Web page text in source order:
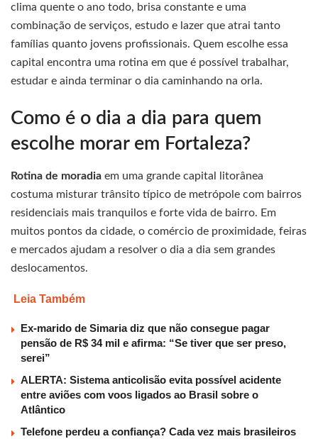
clima quente o ano todo, brisa constante e uma
combinação de serviços, estudo e lazer que atrai tanto
famílias quanto jovens profissionais. Quem escolhe essa
capital encontra uma rotina em que é possível trabalhar,
estudar e ainda terminar o dia caminhando na orla.
Como é o dia a dia para quem
escolhe morar em Fortaleza?
Rotina de moradia em uma grande capital litorânea
costuma misturar trânsito típico de metrópole com bairros
residenciais mais tranquilos e forte vida de bairro. Em
muitos pontos da cidade, o comércio de proximidade, feiras
e mercados ajudam a resolver o dia a dia sem grandes
deslocamentos.
Leia Também
Ex-marido de Simaria diz que não consegue pagar
pensão de R$ 34 mil e afirma: “Se tiver que ser preso,
serei”
ALERTA: Sistema anticolisão evita possível acidente
entre aviões com voos ligados ao Brasil sobre o
Atlântico
Telefone perdeu a confiança? Cada vez mais brasileiros